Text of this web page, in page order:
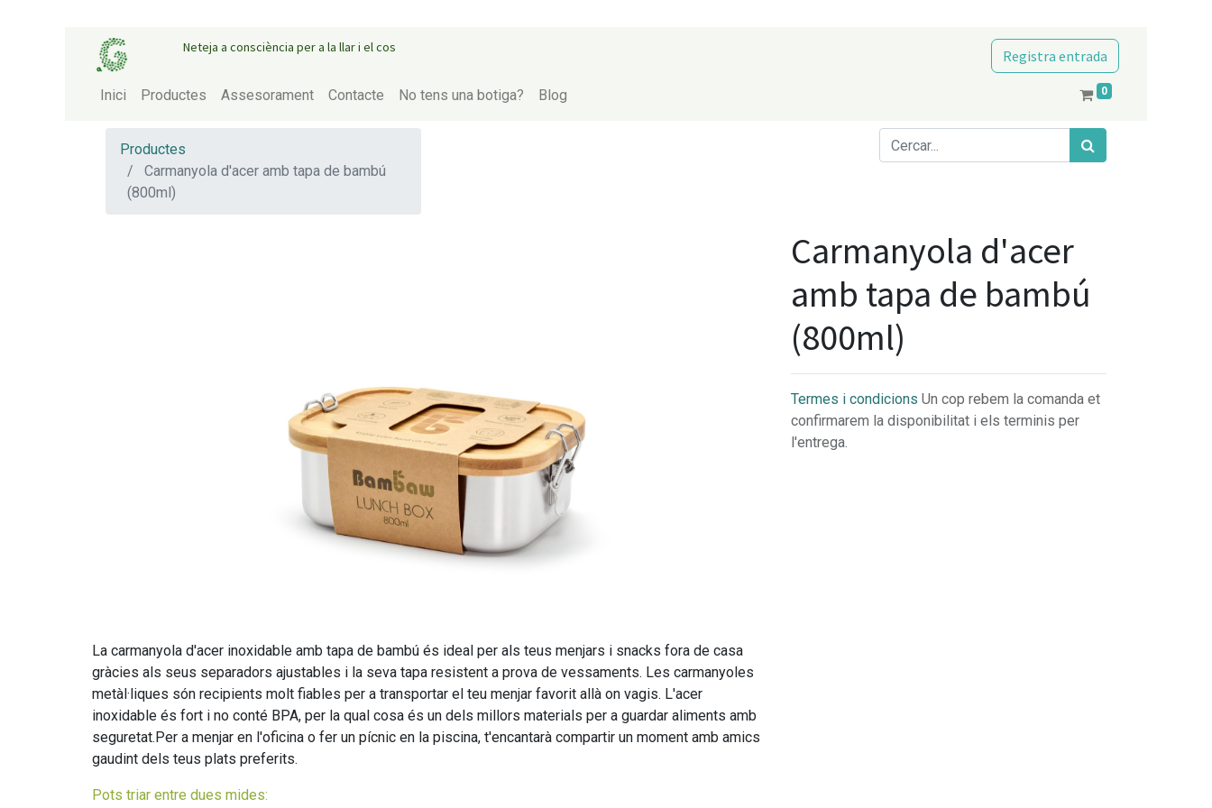
Neteja a consciència per a la llar i el cos Registra entrada
Inici Productes Assesorament Contacte No tens una botiga? Blog 0
Productes
Carmanyola d'acer amb tapa de bambú
(800ml)
Carmanyola d'acer
amb tapa de bambú
(800ml)
Termes i condicions Un cop rebem la comanda et
confirmarem la disponibilitat i els terminis per
l'entrega.
La carmanyola d'acer inoxidable amb tapa de bambú és ideal per als teus menjars i snacks fora de casa
gràcies als seus separadors ajustables i la seva tapa resistent a prova de vessaments. Les carmanyoles
metàl·liques són recipients molt fiables per a transportar el teu menjar favorit allà on vagis. L'acer
inoxidable és fort i no conté BPA, per la qual cosa és un dels millors materials per a guardar aliments amb
seguretat.Per a menjar en l'oficina o fer un pícnic en la piscina, t'encantarà compartir un moment amb amics
gaudint dels teus plats preferits.
Pots triar entre dues mides: